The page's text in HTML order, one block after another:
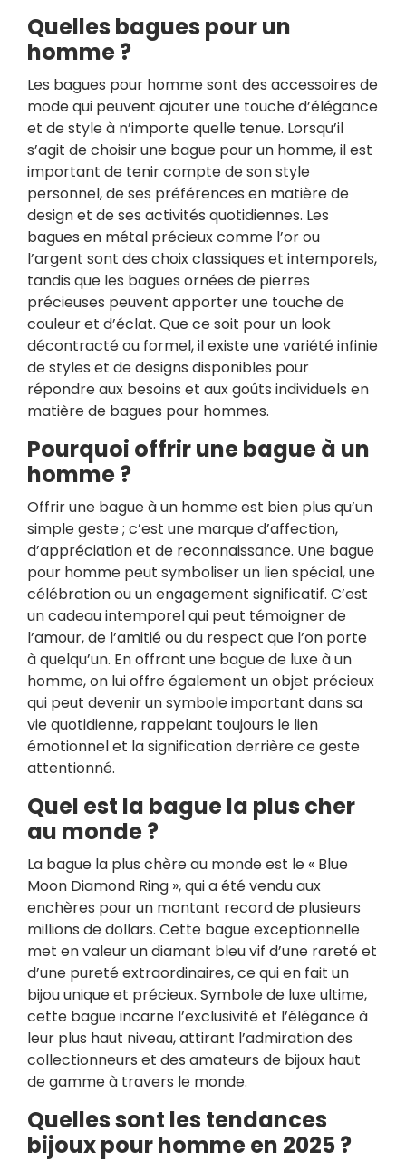
Quelles bagues pour un
homme ?
Les bagues pour homme sont des accessoires de
mode qui peuvent ajouter une touche d’élégance
et de style à n’importe quelle tenue. Lorsqu’il
s’agit de choisir une bague pour un homme, il est
important de tenir compte de son style
personnel, de ses préférences en matière de
design et de ses activités quotidiennes. Les
bagues en métal précieux comme l’or ou
l’argent sont des choix classiques et intemporels,
tandis que les bagues ornées de pierres
précieuses peuvent apporter une touche de
couleur et d’éclat. Que ce soit pour un look
décontracté ou formel, il existe une variété infinie
de styles et de designs disponibles pour
répondre aux besoins et aux goûts individuels en
matière de bagues pour hommes.
Pourquoi offrir une bague à un
homme ?
Offrir une bague à un homme est bien plus qu’un
simple geste ; c’est une marque d’affection,
d’appréciation et de reconnaissance. Une bague
pour homme peut symboliser un lien spécial, une
célébration ou un engagement significatif. C’est
un cadeau intemporel qui peut témoigner de
l’amour, de l’amitié ou du respect que l’on porte
à quelqu’un. En offrant une bague de luxe à un
homme, on lui offre également un objet précieux
qui peut devenir un symbole important dans sa
vie quotidienne, rappelant toujours le lien
émotionnel et la signification derrière ce geste
attentionné.
Quel est la bague la plus cher
au monde ?
La bague la plus chère au monde est le « Blue
Moon Diamond Ring », qui a été vendu aux
enchères pour un montant record de plusieurs
millions de dollars. Cette bague exceptionnelle
met en valeur un diamant bleu vif d’une rareté et
d’une pureté extraordinaires, ce qui en fait un
bijou unique et précieux. Symbole de luxe ultime,
cette bague incarne l’exclusivité et l’élégance à
leur plus haut niveau, attirant l’admiration des
collectionneurs et des amateurs de bijoux haut
de gamme à travers le monde.
Quelles sont les tendances
bijoux pour homme en 2025 ?